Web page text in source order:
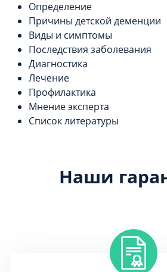
Определение
Причины детской деменции
Виды и симптомы
Последствия заболевания
Диагностика
Лечение
Профилактика
Мнение эксперта
Список литературы
Наши